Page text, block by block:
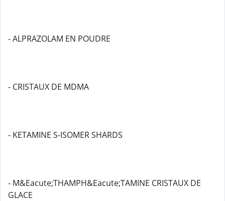
- ALPRAZOLAM EN POUDRE
- CRISTAUX DE MDMA
- KETAMINE S-ISOMER SHARDS
- M&Eacute;THAMPH&Eacute;TAMINE CRISTAUX DE
GLACE